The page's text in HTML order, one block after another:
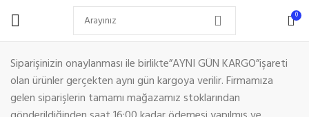
0
Siparişinizin onaylanması ile birlikte”AYNI GÜN KARGO”işareti
olan ürünler gerçekten aynı gün kargoya verilir. Firmamıza
gelen siparişlerin tamamı mağazamız stoklarından